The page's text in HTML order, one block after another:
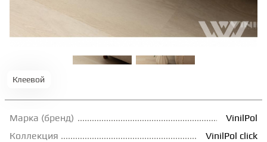
МОДУЛЬНЫЕ ПВХ
ПЛИНТУС
Клеевой
Марка (бренд)
VinilPol
Коллекция
VinilPol click